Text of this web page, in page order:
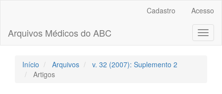
principal
Barra
Cadastro Acesso
Arquivos Médicos do ABC
Início Arquivos
v. 32 (2007): Suplemento 2
Artigos